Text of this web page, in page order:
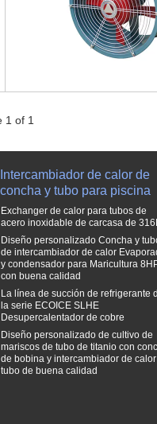
1 of 1
Intercambiador de calor de
concha y tubo para piscina
Exchanger de calor para tubos de
acero inoxidable de carcasa de
Diseño personalizado Concha y
de intercambiador de calor
y condensador para Maricultura
con buena calidad
La línea de succión de refrigerante
la serie ECOICE SLHE
Desupercalentador de cobre
Diseño personalizado de cultivo de
mariscos de tubo de titanio con
de bobina y intercambiador de
tubo de buena calidad